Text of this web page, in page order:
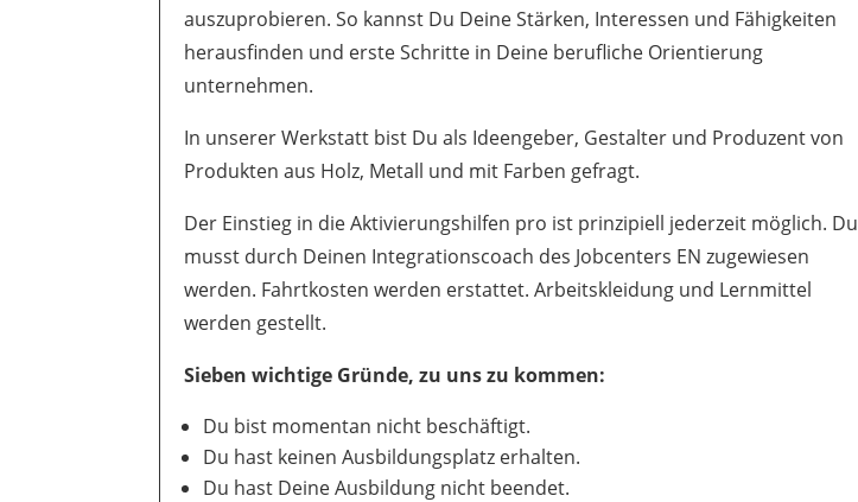
auszuprobieren. So kannst Du Deine Stärken, Interessen und Fähigkeiten
herausfinden und erste Schritte in Deine berufliche Orientierung
unternehmen.
In unserer Werkstatt bist Du als Ideengeber, Gestalter und Produzent von
Produkten aus Holz, Metall und mit Farben gefragt.
Der Einstieg in die Aktivierungshilfen pro ist prinzipiell jederzeit möglich. Du
musst durch Deinen Integrationscoach des Jobcenters EN zugewiesen
werden. Fahrtkosten werden erstattet. Arbeitskleidung und Lernmittel
werden gestellt.
Sieben wichtige Gründe, zu uns zu kommen:
Du bist momentan nicht beschäftigt.
Du hast keinen Ausbildungsplatz erhalten.
Du hast Deine Ausbildung nicht beendet.